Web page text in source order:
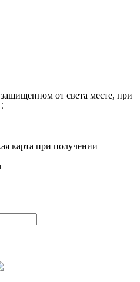
от света месте, при
карта при получении